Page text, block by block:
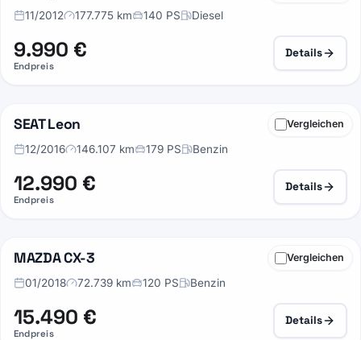
11/2012 177.775 km 140 PS Diesel
9.990 €
Endpreis
Details
Vergleichen
28
SEAT Leon
12/2016 146.107 km 179 PS Benzin
12.990 €
Endpreis
Details
Vergleichen
33
MAZDA CX-3
01/2018 72.739 km 120 PS Benzin
15.490 €
Endpreis
Details